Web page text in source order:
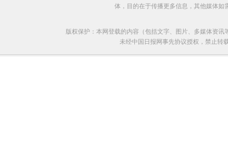
体，目的在于传播更多信息，其他媒体
版权保护：本网登载的内容（包括文字、图片、多媒体资
未经中国日报网事先协议授权，禁止转